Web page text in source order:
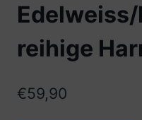
reihige
€59,90